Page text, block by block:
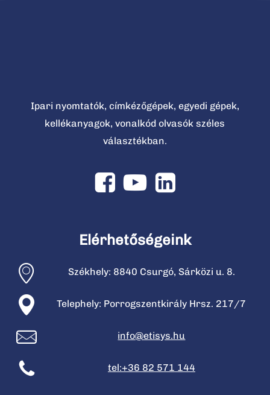
Ipari nyomtatók, címkézőgépek, egyedi gépek,
kellékanyagok, vonalkód olvasók széles
választékban.
Elérhetőségeink
Székhely: 8840 Csurgó, Sárközi u. 8.
Telephely: Porrogszentkirály Hrsz. 217/7
info@etisys.hu
tel:+36 82 571 144